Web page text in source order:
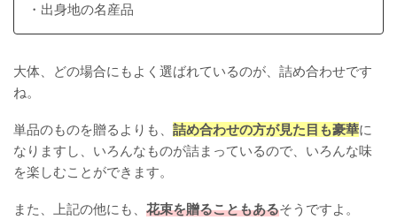
・出身地の名産品
大体、どの場合にもよく選ばれているのが、詰め合わせです
ね。
単品のものを贈るよりも、 詰め合わせの方が見た目も豪華に
なりますし、いろんなものが詰まっているので、いろんな味
を楽しむことができます。
また、上記の他にも、 花束を贈ることもあるそうですよ。